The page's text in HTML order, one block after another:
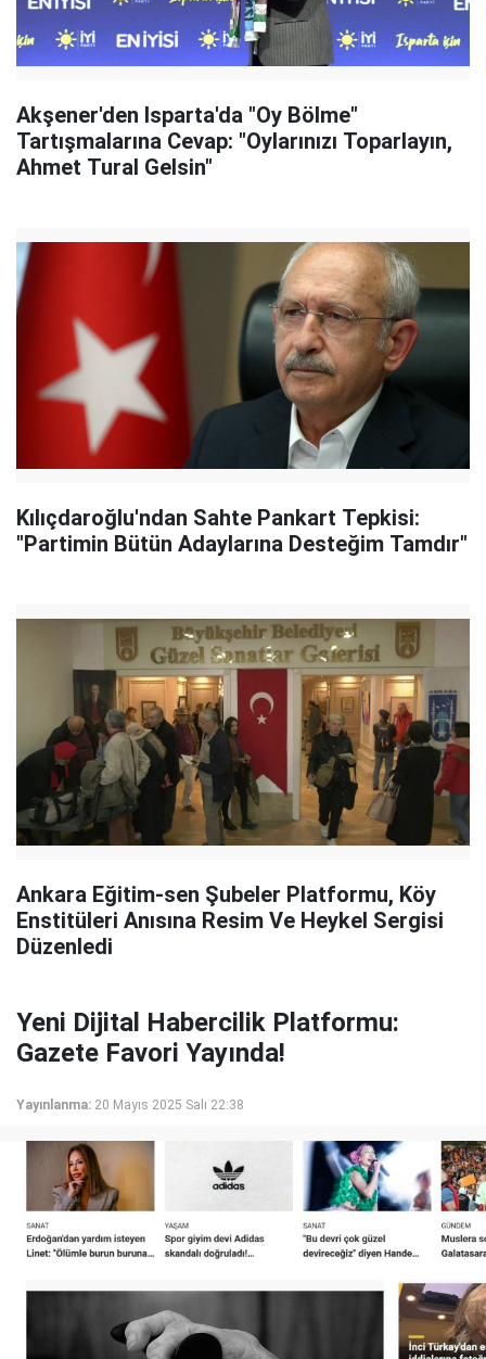
Akşener'den Isparta'da "Oy Bölme"
Tartışmalarına Cevap: "Oylarınızı Toparlayın,
Ahmet Tural Gelsin"
Kılıçdaroğlu'ndan Sahte Pankart Tepkisi:
"Partimin Bütün Adaylarına Desteğim Tamdır"
Ankara Eğitim-sen Şubeler Platformu, Köy
Enstitüleri Anısına Resim Ve Heykel Sergisi
Düzenledi
Yeni Dijital Habercilik Platformu:
Gazete Favori Yayında!
Yayınlanma: 20 Mayıs 2025 Salı 22:38